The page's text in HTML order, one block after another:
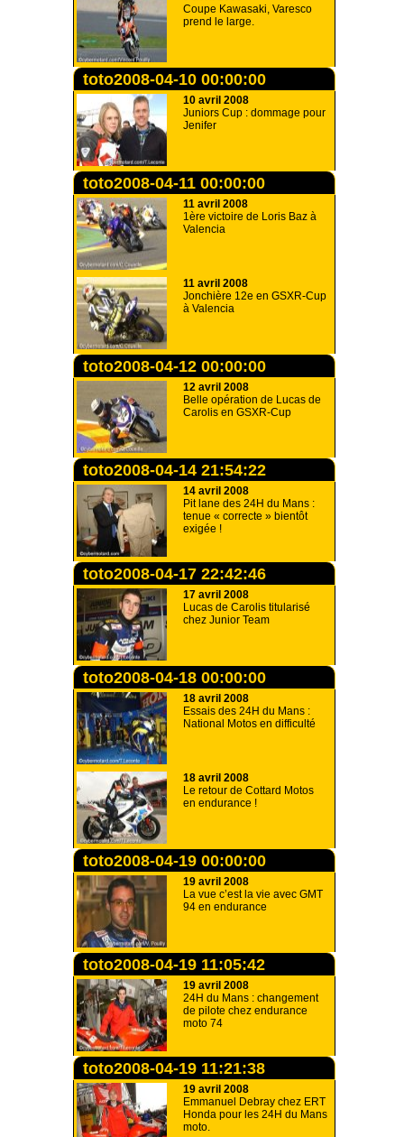
Coupe Kawasaki, Varesco
prend le large.
toto2008-04-10 00:00:00
10 avril 2008
Juniors Cup : dommage pour
Jenifer
toto2008-04-11 00:00:00
11 avril 2008
1ère victoire de Loris Baz à
Valencia
11 avril 2008
Jonchière 12e en GSXR-Cup
à Valencia
toto2008-04-12 00:00:00
12 avril 2008
Belle opération de Lucas de
Carolis en GSXR-Cup
toto2008-04-14 21:54:22
14 avril 2008
Pit lane des 24H du Mans :
tenue « correcte » bientôt
exigée !
toto2008-04-17 22:42:46
17 avril 2008
Lucas de Carolis titularisé
chez Junior Team
toto2008-04-18 00:00:00
18 avril 2008
Essais des 24H du Mans :
National Motos en difficulté
18 avril 2008
Le retour de Cottard Motos
en endurance !
toto2008-04-19 00:00:00
19 avril 2008
La vue c’est la vie avec GMT
94 en endurance
toto2008-04-19 11:05:42
19 avril 2008
24H du Mans : changement
de pilote chez endurance
moto 74
toto2008-04-19 11:21:38
19 avril 2008
Emmanuel Debray chez ERT
Honda pour les 24H du Mans
moto.